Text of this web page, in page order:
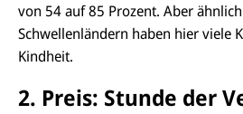
von 54 auf 85 Prozent. Aber
Schwellenländern haben hier viele
Kindheit.
2. Preis: Stunde der